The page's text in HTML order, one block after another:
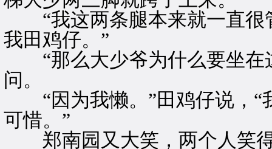
“我这两条腿本来就一直很
我田鸡仔。”
“那么大少爷为什么要坐在
问。
“因为我懒。”田鸡仔说，“
可惜。”
郑南园又大笑，两个人笑